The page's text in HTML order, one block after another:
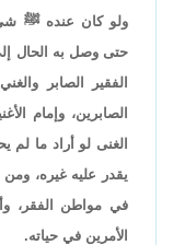
ولو كان عنده ﷺ
حتى وصل به الحال
الفقير الصابر
الصابرين، وإمام
الغنى لو أراد ما
يقدر عليه غيره،
في مواطن الفقر،
الأمرين في حياته.